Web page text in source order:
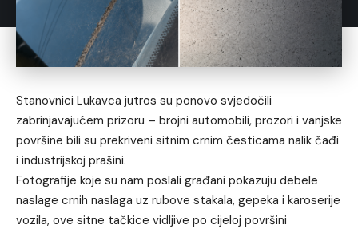
Stanovnici Lukavca jutros su ponovo svjedočili
zabrinjavajućem prizoru – brojni automobili, prozori i vanjske
površine bili su prekriveni sitnim crnim česticama nalik čađi
i industrijskoj prašini.
Fotografije koje su nam poslali građani pokazuju debele
naslage crnih naslaga uz rubove stakala, gepeka i karoserije
vozila, ove sitne tačkice vidljive po cijeloj površini